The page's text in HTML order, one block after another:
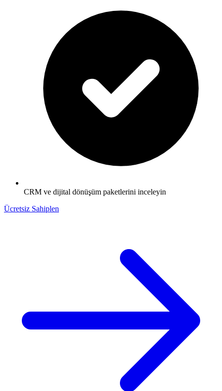
CRM ve dijital dönüşüm paketlerini inceleyin
Ücretsiz Sahiplen